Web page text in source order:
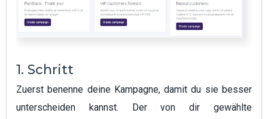
1. Schritt
Zuerst benenne deine Kampagne, damit du sie besser
unterscheiden kannst. Der von dir gewählte